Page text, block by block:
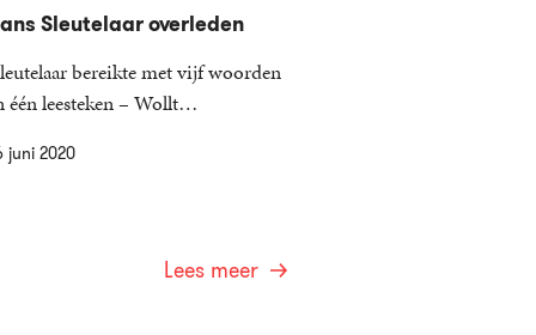
juni 2020
Sleutelaar overleden
bereikte met vijf woorden
één leesteken – Wollt…
Lees meer